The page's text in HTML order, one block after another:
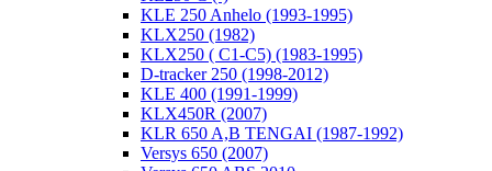
KLE 250 Anhelo (1993-1995)
KLX250 (1982)
KLX250 ( C1-C5) (1983-1995)
D-tracker 250 (1998-2012)
KLE 400 (1991-1999)
KLX450R (2007)
KLR 650 A,B TENGAI (1987-1992)
Versys 650 (2007)